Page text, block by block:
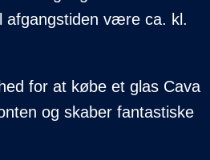
afgangstiden være ca. kl.
for at købe et glas Cava
og skaber fantastiske